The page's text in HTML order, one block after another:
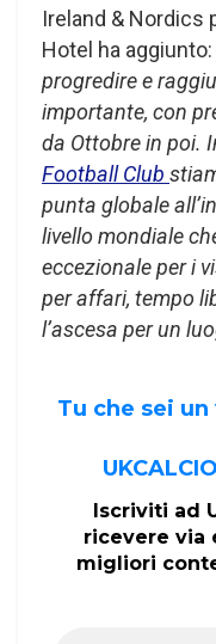
Ireland & Nordics
Hotel ha aggiunto:
progredire e
importante, con
da Ottobre in poi.
Football Club
punta globale
livello mondiale
eccezionale per i
per affari, tempo
l’ascesa per un
Tu che sei
Iscriviti ad
ricevere via
migliori